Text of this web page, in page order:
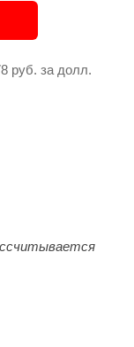
руб. за долл.